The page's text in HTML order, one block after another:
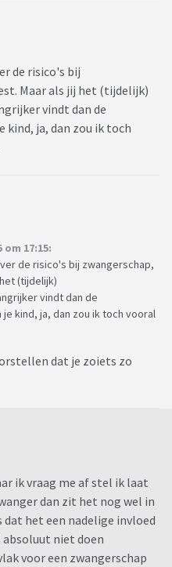
de risico's bij
Maar als jij het (tijdelijk)
vindt dan de
kind, ja, dan zou ik toch
om 17:15:
de risico's bij zwangerschap,
(tijdelijk)
vindt dan de
kind, ja, dan zou ik toch vooral
dat je zoiets zo
ik vraag me af stel ik laat
dan zit het nog wel in
dat het een nadelige invloed
absoluut niet doen
voor een zwangerschap